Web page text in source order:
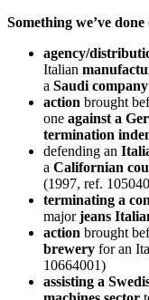
Something we’ve
agency/
Italian
a Saudi company
action brought
one against a
termination
defending an
a Californian
(1997, ref.
terminating a
majorjeans
action brought
brewery for an
10664001)
assisting a